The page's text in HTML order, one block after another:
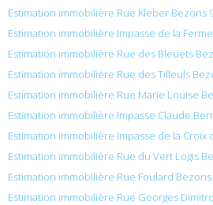
Estimation immobilière Rue Kleber Bezons
Estimation immobilière Impasse de la
Estimation immobilière Rue des Bleuets
Estimation immobilière Rue des Tilleuls
Estimation immobilière Rue Marie Louise
Estimation immobilière Impasse Claude
Estimation immobilière Impasse de la Croix
Estimation immobilière Rue du Vert Logis
Estimation immobilière Rue Foulard Bezons
Estimation immobilière Rue Georges